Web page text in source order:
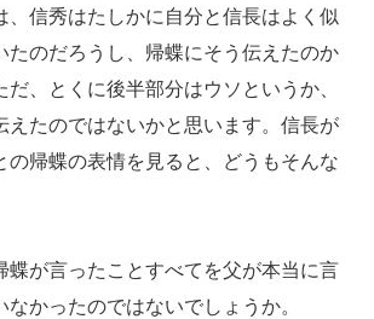
、信秀はたしかに自分と信長はよく似
たのだろうし、帰蝶にそう伝えたのか
だ、とくに後半部分はウソというか、
えたのではないかと思います。信長が
の帰蝶の表情を見ると、どうもそんな
蝶が言ったことすべてを父が本当に言
なかったのではないでしょうか。